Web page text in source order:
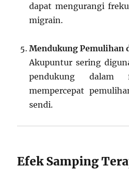
dapat mengurangi
migrain.
Mendukung Pemulihan
Akupuntur sering
pendukung dalam
mempercepat
sendi.
Efek Samping